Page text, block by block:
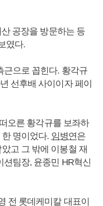
공장을 방문하는 등
였다.
근으로 꼽힌다. 황각규
선후배 사이이자 페이
오른 황각규를 보좌하
명이었다. 임병연은
고 그 밖에 이봉철 재
팀장, 윤종민 HR혁신
전 롯데케미칼 대표이